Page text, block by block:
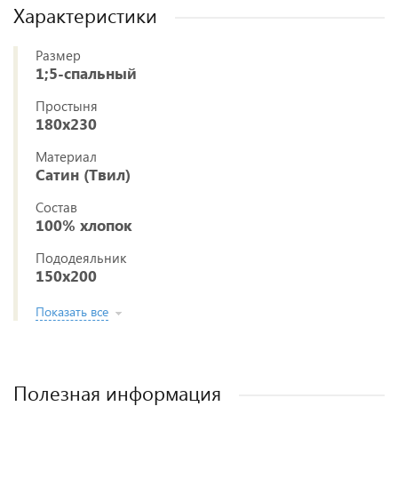
Характеристики
Размер
1;5-спальный
Простыня
180x230
Материал
Сатин (Твил)
Состав
100% хлопок
Пододеяльник
150x200
Показать все
Полезная информация